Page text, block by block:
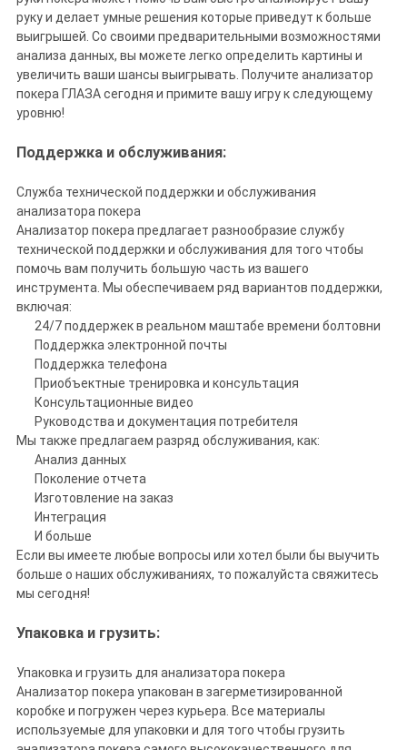
руку и делает умные решения которые приведут к больше
выигрышей. Со своими предварительными возможностями
анализа данных, вы можете легко определить картины и
увеличить ваши шансы выигрывать. Получите анализатор
покера ГЛАЗА сегодня и примите вашу игру к следующему
уровню!
Поддержка и обслуживания:
Служба технической поддержки и обслуживания
анализатора покера
Анализатор покера предлагает разнообразие службу
технической поддержки и обслуживания для того чтобы
помочь вам получить большую часть из вашего
инструмента. Мы обеспечиваем ряд вариантов поддержки,
включая:
24/7 поддержек в реальном маштабе времени болтовни
Поддержка электронной почты
Поддержка телефона
Приобъектные тренировка и консультация
Консультационные видео
Руководства и документация потребителя
Мы также предлагаем разряд обслуживания, как:
Анализ данных
Поколение отчета
Изготовление на заказ
Интеграция
И больше
Если вы имеете любые вопросы или хотел были бы выучить
больше о наших обслуживаниях, то пожалуйста свяжитесь
мы сегодня!
Упаковка и грузить:
Упаковка и грузить для анализатора покера
Анализатор покера упакован в загерметизированной
коробке и погружен через курьера. Все материалы
используемые для упаковки и для того чтобы грузить